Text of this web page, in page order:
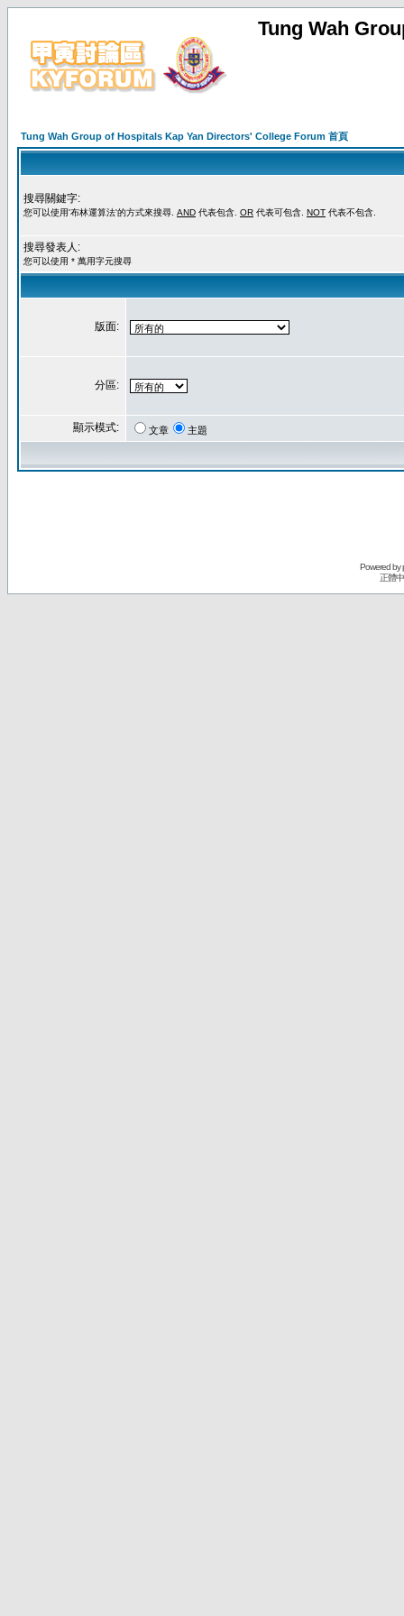
Tung Wah
Tung Wah Group of Hospitals Kap Yan Directors' College Forum 首頁
搜尋關鍵字:
您可以使用'布林運算法'的方式來搜尋. AND 代表包含. OR 代表可包含. NOT 代表不包含.
搜尋發表人:
您可以使用 * 萬用字元搜尋
版面:
分區:
顯示模式: 文章 主題
Powered by
正體